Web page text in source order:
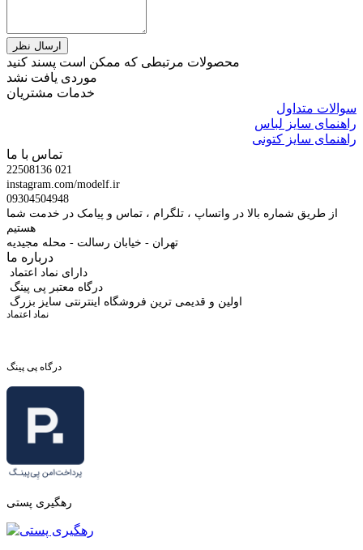
محصولات مرتبطی که ممکن است پسند کنید
موردی یافت نشد
خدمات مشتریان
سوالات متداول
راهنمای سایز لباس
راهنمای سایز کتونی
تماس با ما
22508136 021
instagram.com/modelf.ir
09304504948
از طریق شماره بالا در واتساپ ، تلگرام ، تماس و پیامک در خدمت شما
هستیم
تهران - خیابان رسالت - محله مجیدیه
درباره ما
دارای نماد اعتماد
درگاه معتبر پی پینگ
اولین و قدیمی ترین فروشگاه اینترنتی سایز بزرگ
نماد اعتماد
درگاه پی پینگ
رهگیری پستی